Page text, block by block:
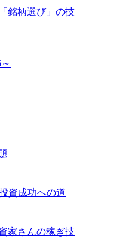
銘柄選び」の技
資成功への道
家さんの稼ぎ技